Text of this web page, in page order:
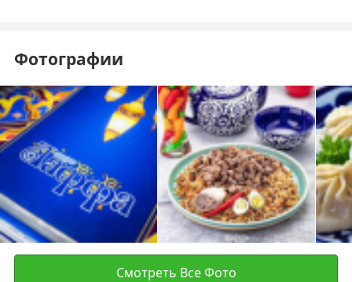
Фотографии
Смотреть Все Фото